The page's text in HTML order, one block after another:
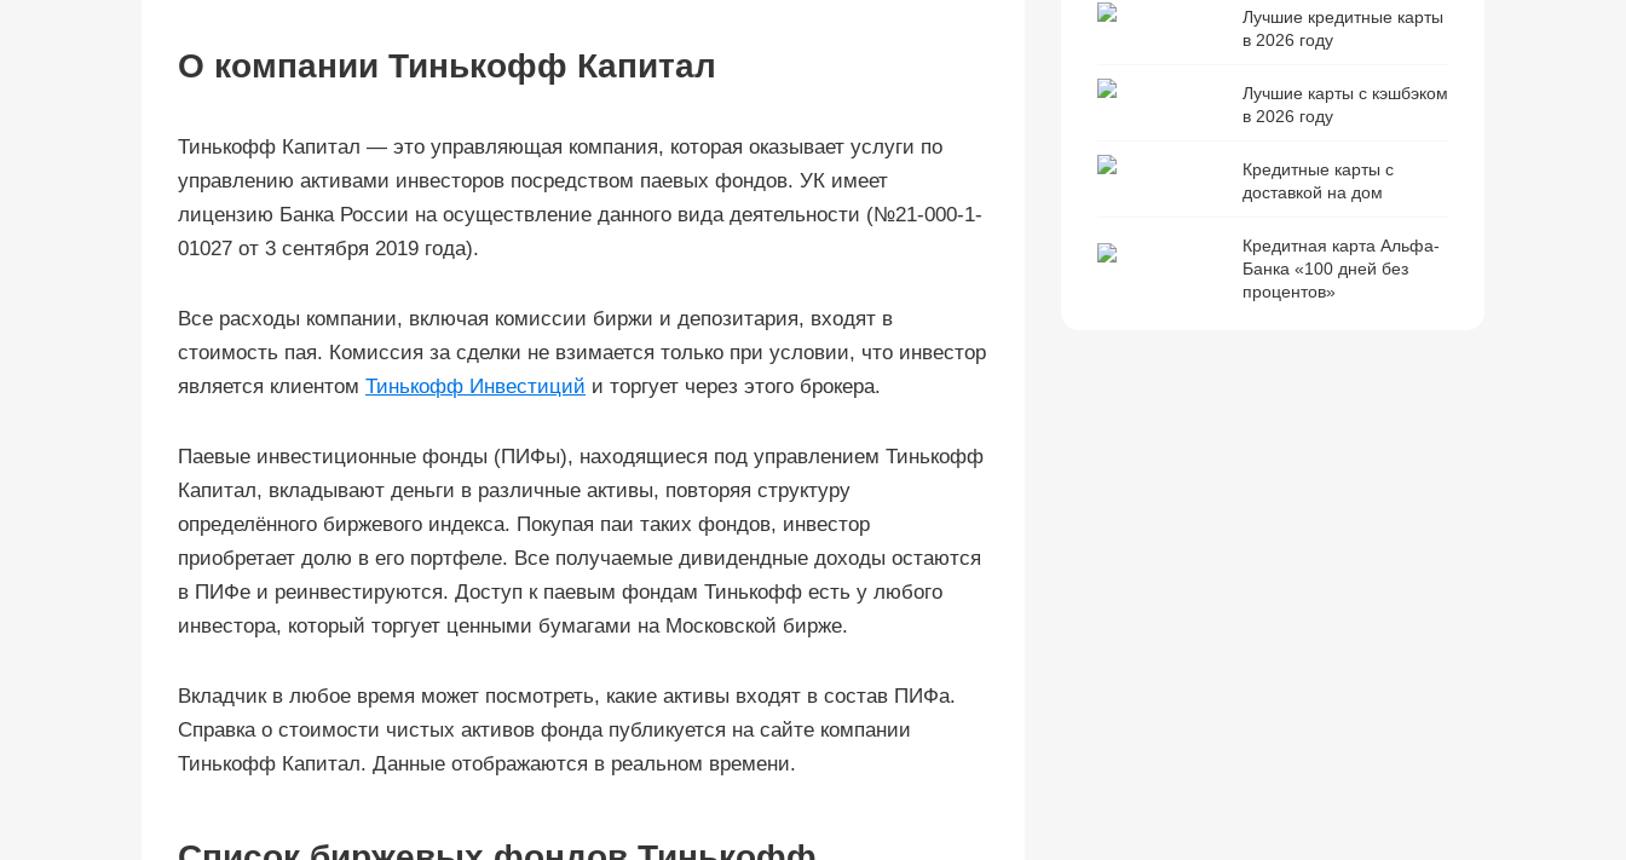
О компании Тинькофф Капитал
Тинькофф Капитал — это управляющая компания, которая оказывает услуги по
управлению активами инвесторов посредством паевых фондов. УК имеет
лицензию Банка России на осуществление данного вида деятельности (№21-000-1-
01027 от 3 сентября 2019 года).
Все расходы компании, включая комиссии биржи и депозитария, входят в
стоимость пая. Комиссия за сделки не взимается только при условии, что инвестор
является клиентом Тинькофф Инвестиций и торгует через этого брокера.
Паевые инвестиционные фонды (ПИФы), находящиеся под управлением Тинькофф
Капитал, вкладывают деньги в различные активы, повторяя структуру
определённого биржевого индекса. Покупая паи таких фондов, инвестор
приобретает долю в его портфеле. Все получаемые дивидендные доходы остаются
в ПИФе и реинвестируются. Доступ к паевым фондам Тинькофф есть у любого
инвестора, который торгует ценными бумагами на Московской бирже.
Вкладчик в любое время может посмотреть, какие активы входят в состав ПИФа.
Справка о стоимости чистых активов фонда публикуется на сайте компании
Тинькофф Капитал. Данные отображаются в реальном времени.
Лучшие кредитные карты
в 2026 году
Лучшие карты с кэшбэком
в 2026 году
Кредитные карты с
доставкой на дом
Кредитная карта Альфа-
Банка «100 дней без
процентов»